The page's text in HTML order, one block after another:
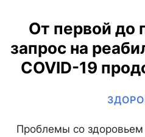
От первой до
запрос на
COVID-19
Проблемы со здоровьем